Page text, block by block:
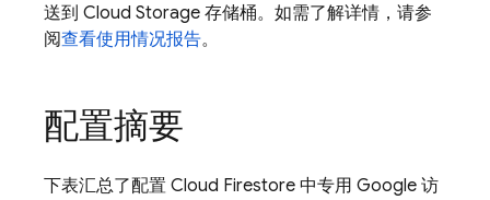
送到 Cloud Storage 存储桶。如需了解详情，请参
阅查看使用情况报告。
配置摘要
下表汇总了配置 Cloud Firestore 中专用 Google 访